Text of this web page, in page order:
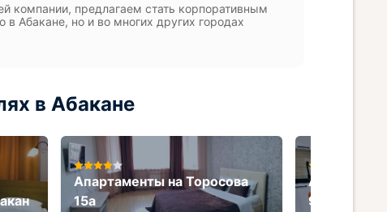
компании, предлагаем стать корпоративным
в Абакане, но и во многих других городах
в Абакане
Апартаменты на Торосова
15а
94